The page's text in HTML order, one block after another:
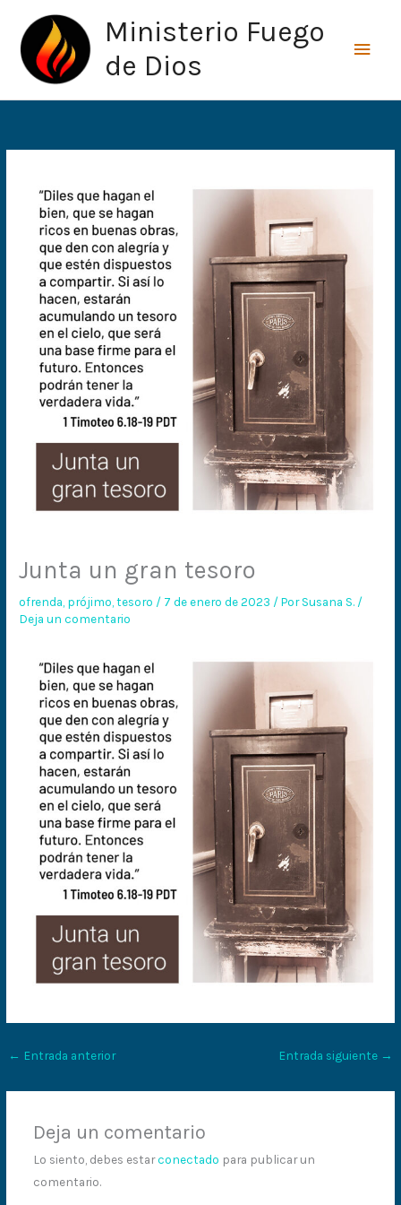
contenido
Ministerio Fuego
de Dios
Junta un gran tesoro
ofrenda, prójimo,tesoro / 7 de enero de 2023 / PorSusana S. /
Deja un comentario
← Entrada anterior Entrada siguiente →
Deja un comentario
Lo siento, debes estarconectado para publicar un
comentario.